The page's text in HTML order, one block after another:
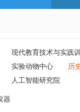
现代教育技术与实践
实验动物中心
历
人工智能研究院
器